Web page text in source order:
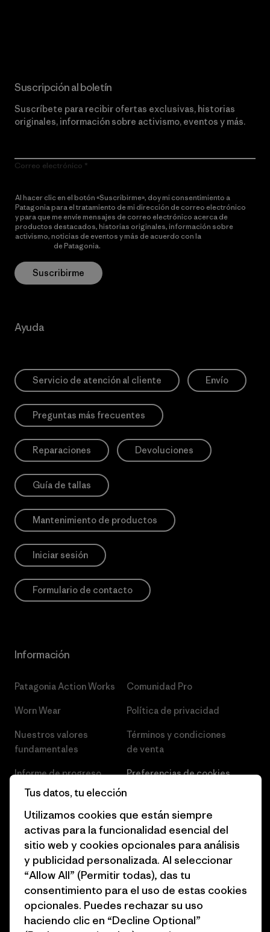
Suscripción al boletín
Suscríbete para recibir ofertas exclusivas, historias
originales, información sobre activismo, eventos y más.
Correo electrónico
Al hacer clic en el botón «Suscribirme», doy mi consentimiento a
Patagonia para el tratamiento de mi dirección de correo electrónico
y para que me envíe mensajes de correo electrónico acerca de
productos destacados, historias originales, información sobre
activismo, noticias de eventos y más de acuerdo con la
de Patagonia.
Suscribirme
Ayuda
Servicio de atención al cliente Envío
Preguntas más frecuentes
Reparaciones Devoluciones
Guía de tallas
Mantenimiento de productos
Iniciar sesión
Formulario de contacto
Información
Patagonia Action Works
Worn Wear
Nuestros valores
fundamentales
Informe de progreso
Business Unusual
Objetivos climáticos
1% for the Planet
Cómo financiamos
Tarjetas regalo
Encuentra una tienda
Comunidad Pro
Política de privacidad
Términos y condiciones
de venta
Preferencias de cookies
Empleo
Prensa
Programa para profesionales
del sector
Programa de afiliados
Mapa del sitio Patagonia
España
Tus datos, tu elección
Utilizamos cookies que están siempre
activas para la funcionalidad esencial del
sitio web y cookies opcionales para análisis
y publicidad personalizada. Al seleccionar
“Allow All” (Permitir todas), das tu
consentimiento para el uso de estas cookies
opcionales. Puedes rechazar su uso
haciendo clic en “Decline Optional”